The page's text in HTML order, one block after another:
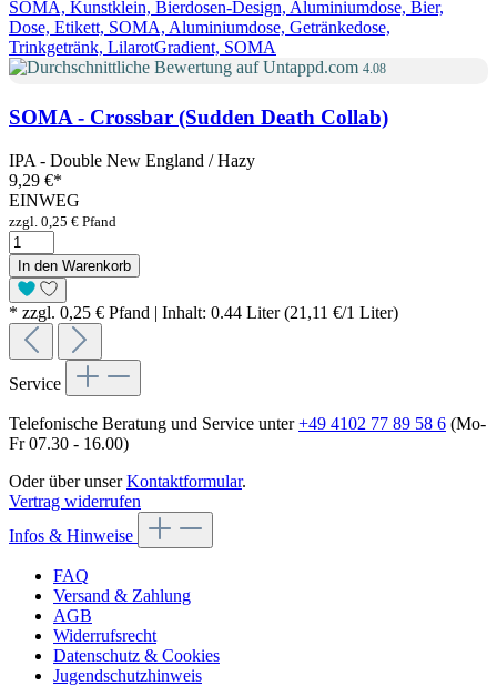
4.08
SOMA - Crossbar (Sudden Death Collab)
IPA - Double New England / Hazy
9,29 €*
EINWEG
zzgl. 0,25 € Pfand
In den Warenkorb
* zzgl. 0,25 € Pfand | Inhalt: 0.44 Liter (21,11 €/1 Liter)
Service
Telefonische Beratung und Service unter+49 4102 77 89 58 6 (Mo-
Fr 07.30 - 16.00)
Oder über unserKontaktformular.
Vertrag widerrufen
Infos & Hinweise
FAQ
Versand & Zahlung
AGB
Widerrufsrecht
Datenschutz & Cookies
Jugendschutzhinweis